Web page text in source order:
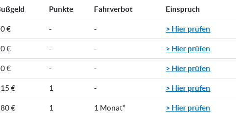
Punkte Fahrverbot Einspruch
€ - - > Hier prüfen
€ - - > Hier prüfen
€ - - > Hier prüfen
€ 1 - > Hier prüfen
€ 1 1 Monat* > Hier prüfen